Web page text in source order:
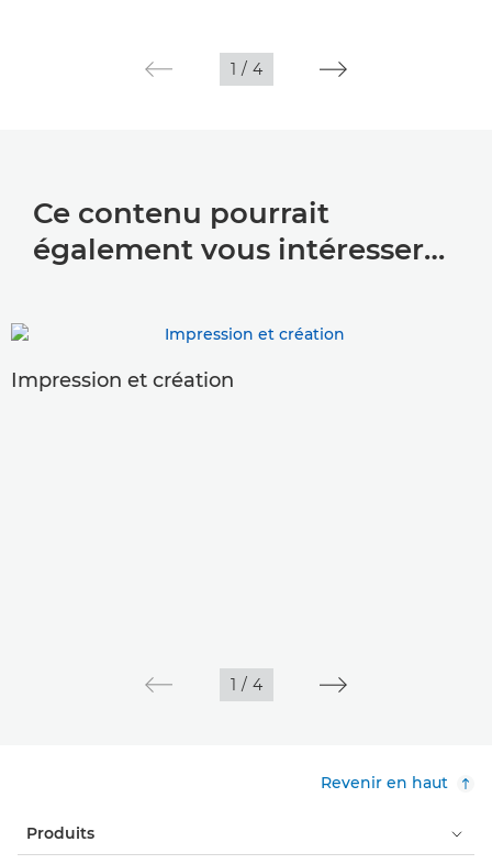
1 / 4
Ce contenu pourrait
également vous intéresser…
Impression et création
1 / 4
Revenir en haut
Produits